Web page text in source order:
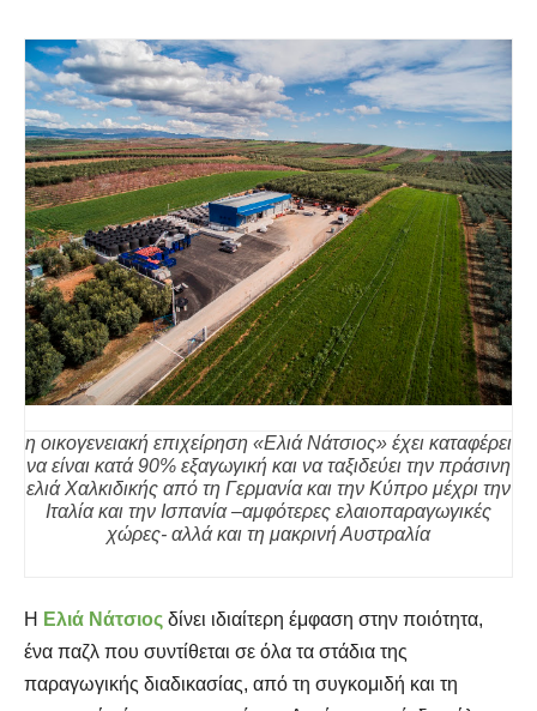
η οικογενειακή επιχείρηση «Ελιά Νάτσιος» έχει καταφέρει
να είναι κατά 90% εξαγωγική και να ταξιδεύει την πράσινη
ελιά Χαλκιδικής από τη Γερμανία και την Κύπρο μέχρι την
Ιταλία και την Ισπανία –αμφότερες ελαιοπαραγωγικές
χώρες- αλλά και τη μακρινή Αυστραλία
Η Ελιά Νάτσιος δίνει ιδιαίτερη έμφαση στην ποιότητα,
ένα παζλ που συντίθεται σε όλα τα στάδια της
παραγωγικής διαδικασίας, από τη συγκομιδή και τη